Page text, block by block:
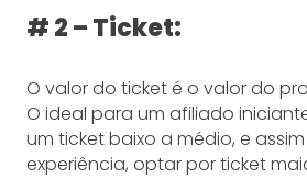
# 2 – Ticket:
O valor do ticket é o valor do
O ideal para um afiliado
um ticket baixo a médio, e
experiência, optar por ticket